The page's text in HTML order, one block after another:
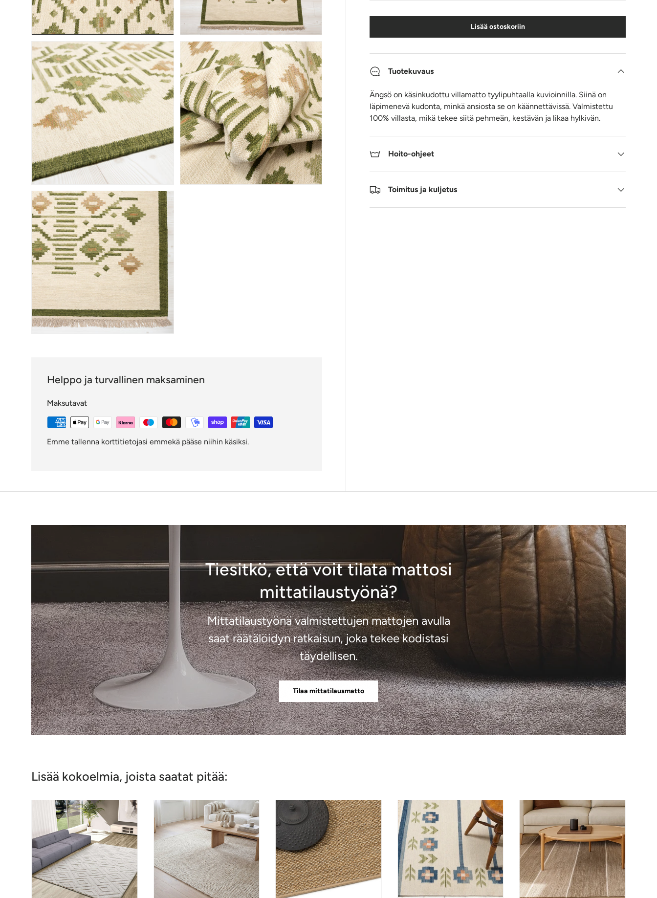
Lisää ostoskoriin
Tuotekuvaus
Ängsö on käsinkudottu villamatto tyylipuhtaalla kuvioinnilla. Siinä on
läpimenevä kudonta, minkä ansiosta se on käännettävissä. Valmistettu
100% villasta, mikä tekee siitä pehmeän, kestävän ja likaa hylkivän.
Hoito-ohjeet
Toimitus ja kuljetus
Helppo ja turvallinen maksaminen
Maksutavat
Emme tallenna korttitietojasi emmekä pääse niihin käsiksi.
Tiesitkö, että voit tilata mattosi
mittatilaustyönä?
Mittatilaustyönä valmistettujen mattojen avulla
saat räätälöidyn ratkaisun, joka tekee kodistasi
täydellisen.
Tilaa mittatilausmatto
Lisää kokoelmia, joista saatat pitää: